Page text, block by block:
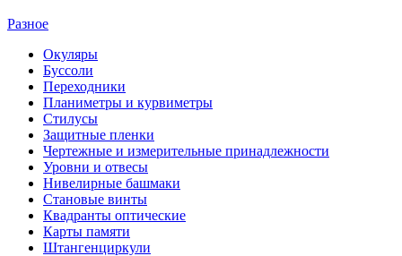
Разное
Окуляры
Буссоли
Переходники
Планиметры и курвиметры
Стилусы
Защитные пленки
Чертежные и измерительные принадлежности
Уровни и отвесы
Нивелирные башмаки
Становые винты
Квадранты оптические
Карты памяти
Штангенциркули